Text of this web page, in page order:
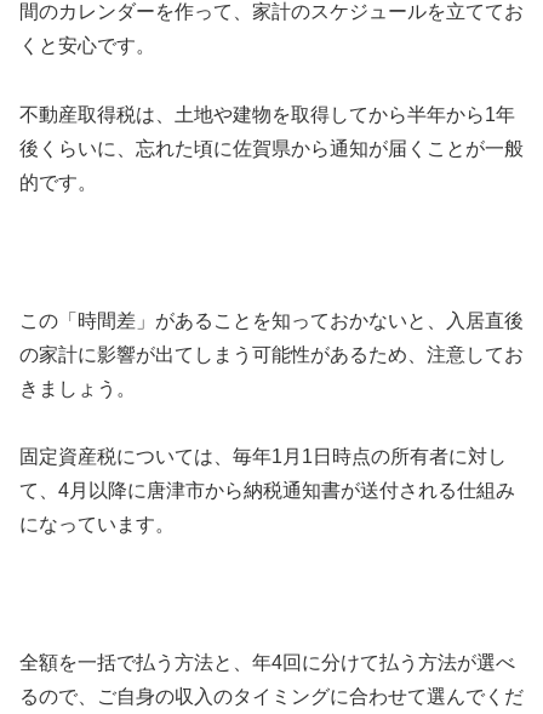
間のカレンダーを作って、家計のスケジュールを立ててお
くと安心です。
不動産取得税は、土地や建物を取得してから半年から1年
後くらいに、忘れた頃に佐賀県から通知が届くことが一般
的です。
この「時間差」があることを知っておかないと、入居直後
の家計に影響が出てしまう可能性があるため、注意してお
きましょう。
固定資産税については、毎年1月1日時点の所有者に対し
て、4月以降に唐津市から納税通知書が送付される仕組み
になっています。
全額を一括で払う方法と、年4回に分けて払う方法が選べ
るので、ご自身の収入のタイミングに合わせて選んでくだ